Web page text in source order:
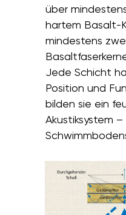
über
hartem Basalt-
mindestens
Jede Schicht
Position und
bilden sie ein
Akustiksystem –